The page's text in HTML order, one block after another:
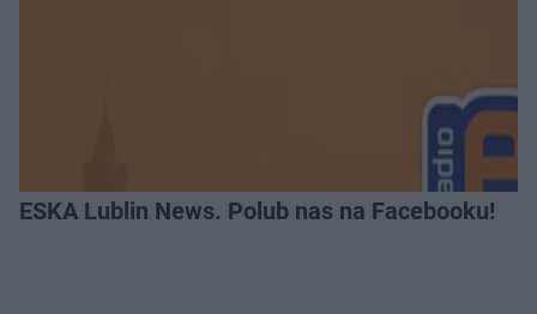
ESKA Lublin News. Polub nas na Facebooku!